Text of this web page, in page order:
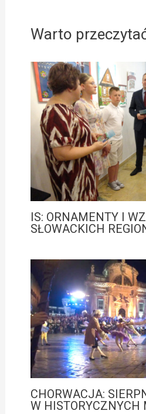
Warto
IS: ORNAMENTY I
SŁOWACKICH
CHORWACJA:
W HISTORYCZNYCH